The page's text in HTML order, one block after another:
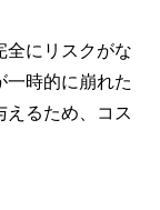
全にリスクがな
一時的に崩れた
えるため、コス